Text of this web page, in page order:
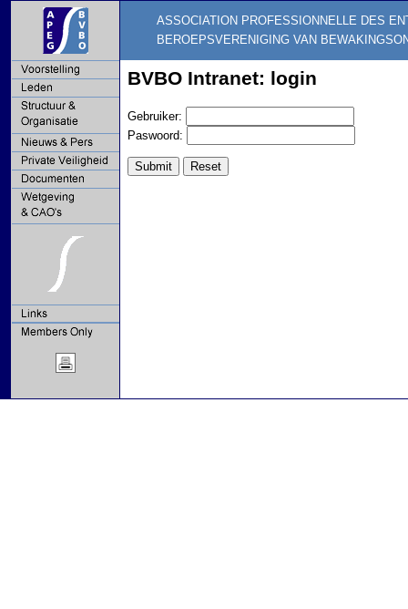
ASSOCIATION PROFESSIONNELLE DES
BEROEPSVERENIGING VAN
BVBO Intranet: login
Gebruiker:
Paswoord: